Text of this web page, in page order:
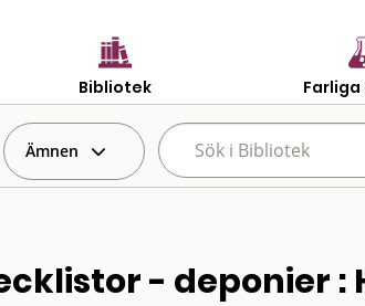
Bibliotek
Ämnen
- deponier